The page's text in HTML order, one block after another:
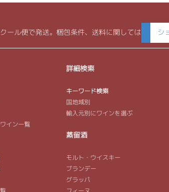
ール便で発送。梱包条件、送料に関しては シ
イン一覧
詳細検索
キーワード検索
国地域別
輸入元別にワインを選ぶ
蒸留酒
モルト・ウイスキー
ブランデー
グラッパ